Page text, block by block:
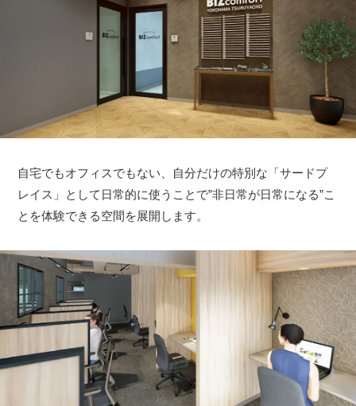
自宅でもオフィスでもない、自分だけの特別な「サードプ
レイス」として日常的に使うことで”非日常が日常になる”こ
とを体験できる空間を展開します。